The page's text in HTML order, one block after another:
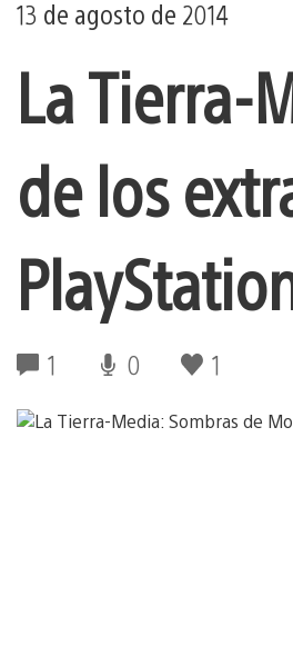
13 de agosto de 2014
La Tierra-
de los
1 0 1